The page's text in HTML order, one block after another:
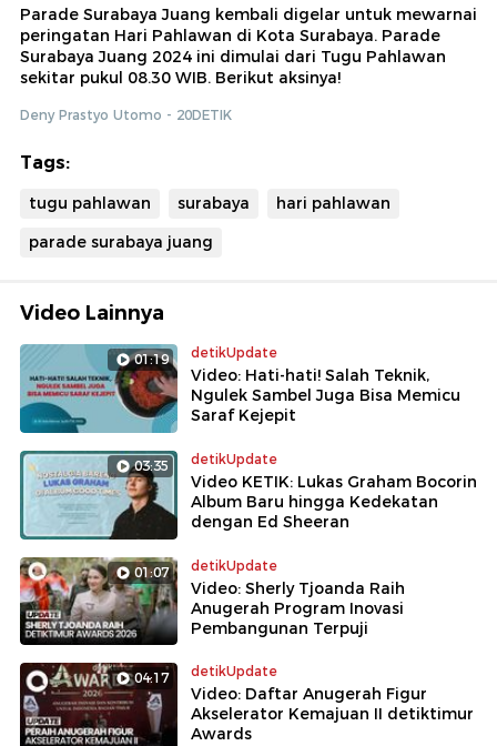
Parade Surabaya Juang kembali digelar untuk mewarnai
peringatan Hari Pahlawan di Kota Surabaya. Parade
Surabaya Juang 2024 ini dimulai dari Tugu Pahlawan
sekitar pukul 08.30 WIB. Berikut aksinya!
Deny Prastyo Utomo - 20DETIK
Tags:
tugu pahlawan surabaya
hari pahlawan
parade surabaya juang
Video Lainnya
01:19 detikUpdate
Video: Hati-hati! Salah Teknik,
Ngulek Sambel Juga Bisa Memicu
Saraf Kejepit
03:35 detikUpdate
Video KETIK: Lukas Graham Bocorin
Album Baru hingga Kedekatan
dengan Ed Sheeran
01:07 detikUpdate
Video: Sherly Tjoanda Raih
Anugerah Program Inovasi
Pembangunan Terpuji
04:17 detikUpdate
Video: Daftar Anugerah Figur
Akselerator Kemajuan II detiktimur
Awards